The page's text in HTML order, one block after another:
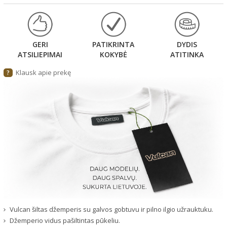
GERI
ATSILIEPIMAI
PATIKRINTA
KOKYBĖ
DYDIS
ATITINKA
? Klausk apie prekę
Vulcan šiltas džemperis su galvos gobtuvu ir pilno ilgio užrauktuku.
Džemperio vidus pašiltintas pūkeliu.